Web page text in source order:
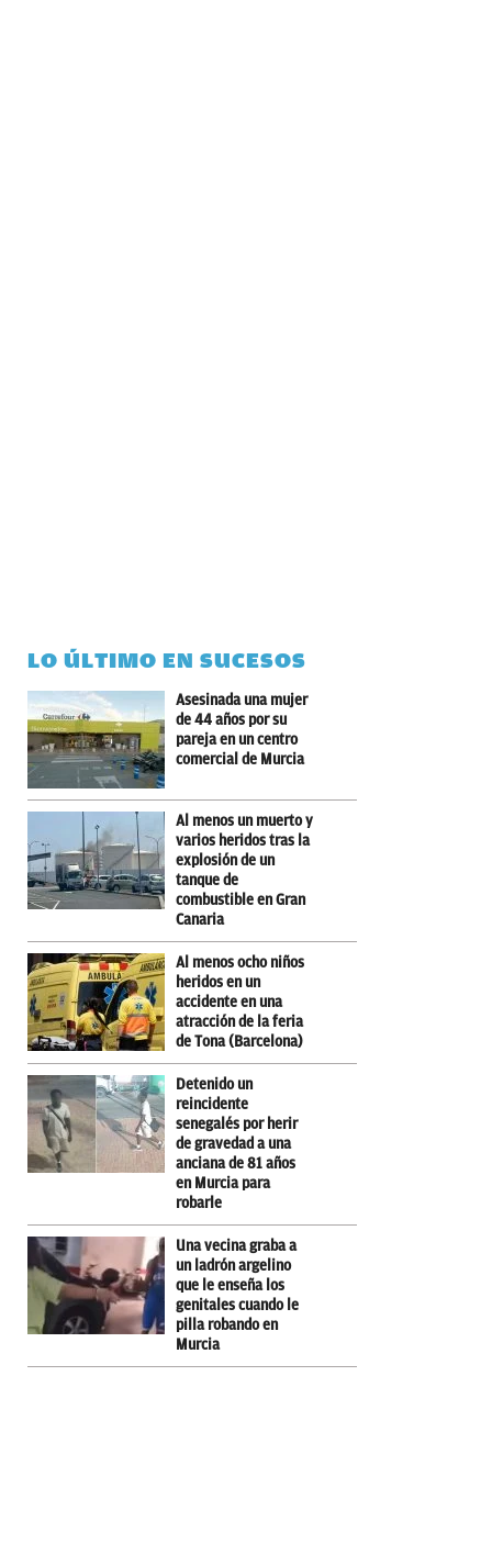
LO ÚLTIMO EN SUCESOS
Asesinada una mujer
de 44 años por su
pareja en un centro
comercial de Murcia
Al menos un muerto y
varios heridos tras la
explosión de un
tanque de
combustible en Gran
Canaria
Al menos ocho niños
heridos en un
accidente en una
atracción de la feria
de Tona (Barcelona)
Detenido un
reincidente
senegalés por herir
de gravedad a una
anciana de 81 años
en Murcia para
robarle
Una vecina graba a
un ladrón argelino
que le enseña los
genitales cuando le
pilla robando en
Murcia